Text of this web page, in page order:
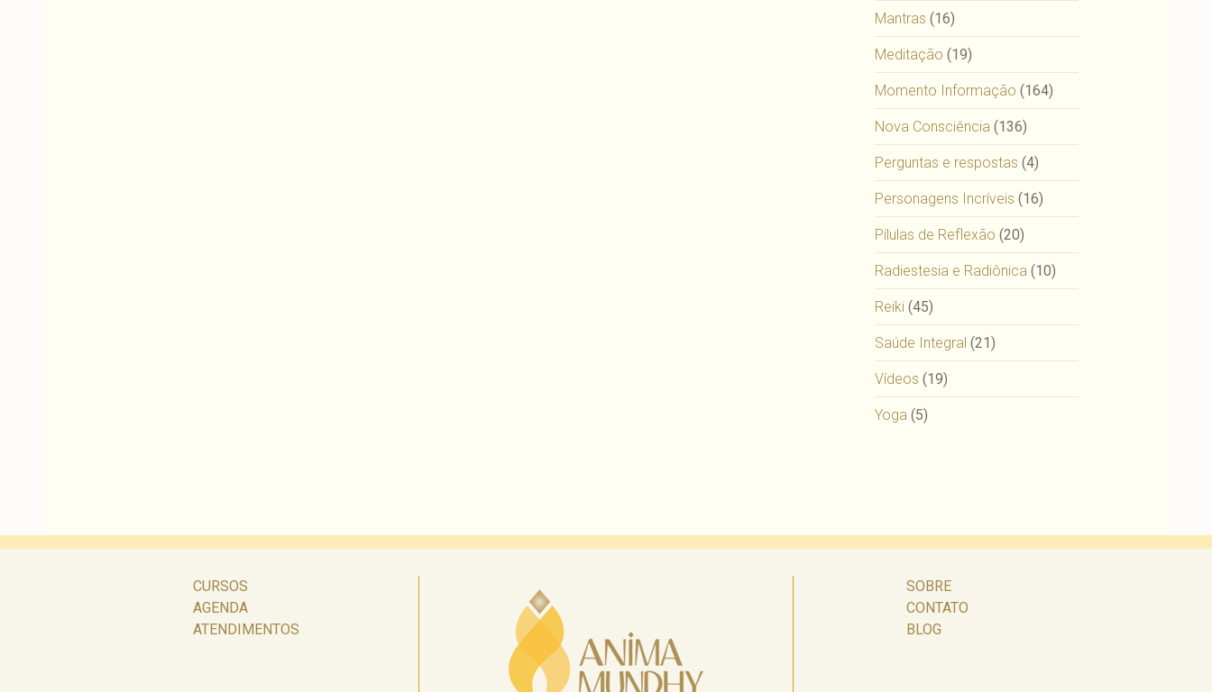
Mantras (16)
Meditação (19)
Momento Informação (164)
Nova Consciência (136)
Perguntas e respostas (4)
Personagens Incríveis (16)
Pílulas de Reflexão (20)
Radiestesia e Radiônica (10)
Reiki (45)
Saúde Integral (21)
Vídeos (19)
Yoga (5)
CURSOS
AGENDA
ATENDIMENTOS
SOBRE
CONTATO
BLOG